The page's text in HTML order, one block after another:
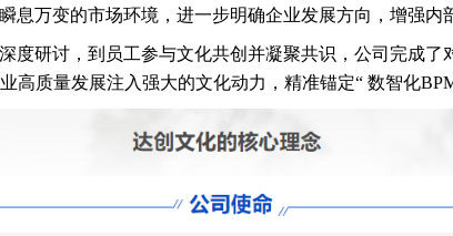
息万变的市场环境，进一步明确企业发展方向，增强
度研讨，到员工参与文化共创并凝聚共识，公司完成
高质量发展注入强大的文化动力，精准锚定“ 数智化